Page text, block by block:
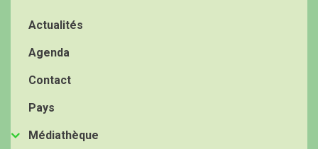
Actualités
Agenda
Contact
Pays
Médiathèque